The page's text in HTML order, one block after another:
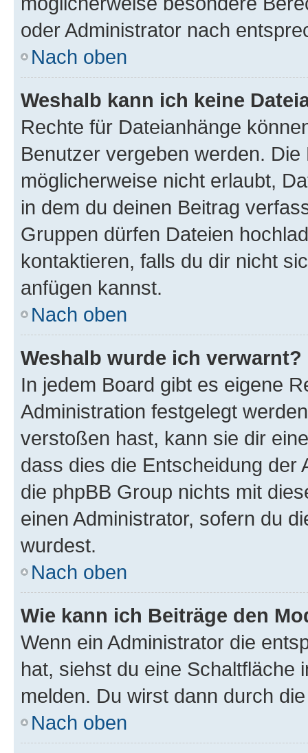
oder Administrator nach
Nach oben
Weshalb kann ich keine
Rechte für Dateianhänge
Benutzer vergeben werden.
möglicherweise nicht erlaubt,
in dem du deinen Beitrag
Gruppen dürfen Dateien
kontaktieren, falls du dir nicht
anfügen kannst.
Nach oben
Weshalb wurde ich verwarnt?
In jedem Board gibt es eigene
Administration festgelegt
verstoßen hast, kann sie dir
dass dies die Entscheidung der
die phpBB Group nichts mit
einen Administrator, sofern du
wurdest.
Nach oben
Wie kann ich Beiträge den
Wenn ein Administrator die
hat, siehst du eine Schaltfläche
melden. Du wirst dann durch
Nach oben